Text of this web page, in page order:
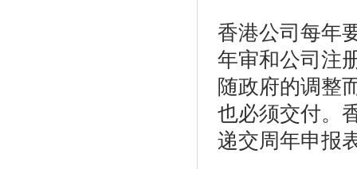
香港公司每年
年审和公司注
随政府的调整
也必须交付。
递交周年申报